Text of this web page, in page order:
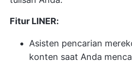
Fitur LINER:
Asisten pencarian
konten saat Anda